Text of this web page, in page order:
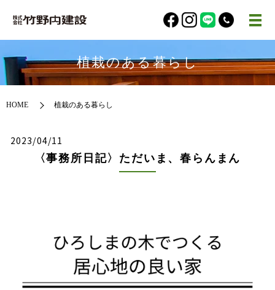
植栽のある暮らし
HOME 植栽のある暮らし
2023/04/11
〈事務所日記〉ただいま、春らんまん